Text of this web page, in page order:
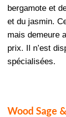
bergamote et
et du jasmin.
mais demeure
prix. Il n’est
spécialisées.
Wood Sage